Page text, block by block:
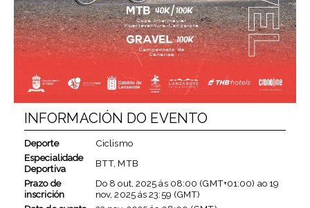
INFORMACIÓN DO EVENTO
Deporte
Ciclismo
Especialidade
Deportiva
BTT, MTB
Prazo de
inscrición
Do 8 out, 2025ás 08:00 (GMT+01:00) ao19
nov, 2025ás23:59 (GMT)